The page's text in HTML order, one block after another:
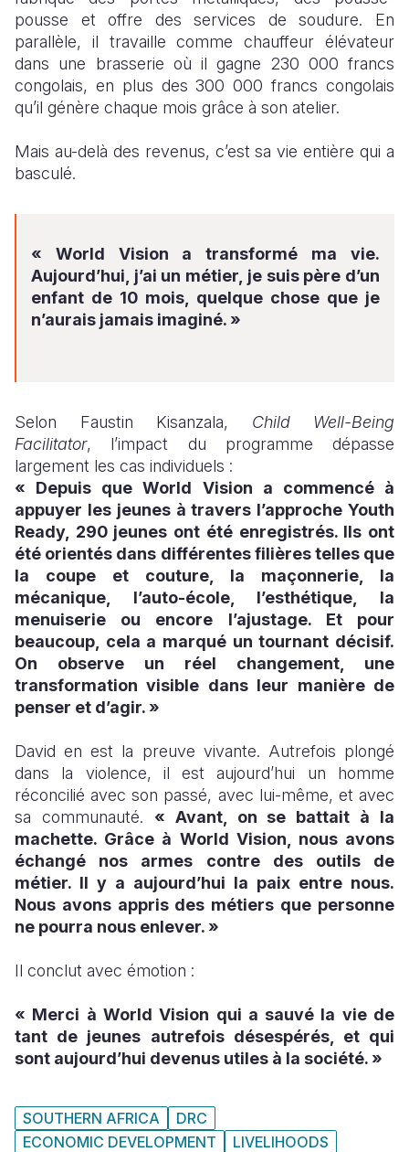
pousse et offre des services de soudure. En
parallèle, il travaille comme chauffeur élévateur
dans une brasserie où il gagne 230 000 francs
congolais, en plus des 300 000 francs congolais
qu’il génère chaque mois grâce à son atelier.
Mais au-delà des revenus, c’est sa vie entière qui a
basculé.
« World Vision a transformé ma vie.
Aujourd’hui, j’ai un métier, je suis père d’un
enfant de 10 mois, quelque chose que je
n’aurais jamais imaginé. »
Selon Faustin Kisanzala, Child Well-Being
Facilitator, l’impact du programme dépasse
largement les cas individuels :
« Depuis que World Vision a commencé à
appuyer les jeunes à travers l’approche Youth
Ready, 290 jeunes ont été enregistrés. Ils ont
été orientés dans différentes filières telles que
la coupe et couture, la maçonnerie, la
mécanique, l’auto-école, l’esthétique, la
menuiserie ou encore l’ajustage. Et pour
beaucoup, cela a marqué un tournant décisif.
On observe un réel changement, une
transformation visible dans leur manière de
penser et d’agir. »
David en est la preuve vivante. Autrefois plongé
dans la violence, il est aujourd’hui un homme
réconcilié avec son passé, avec lui-même, et avec
sa communauté. « Avant, on se battait à la
machette. Grâce à World Vision, nous avons
échangé nos armes contre des outils de
métier. Il y a aujourd’hui la paix entre nous.
Nous avons appris des métiers que personne
ne pourra nous enlever. »
Il conclut avec émotion :
« Merci à World Vision qui a sauvé la vie de
tant de jeunes autrefois désespérés, et qui
sont aujourd’hui devenus utiles à la société. »
SOUTHERN AFRICA
DRC
ECONOMIC DEVELOPMENT
LIVELIHOODS